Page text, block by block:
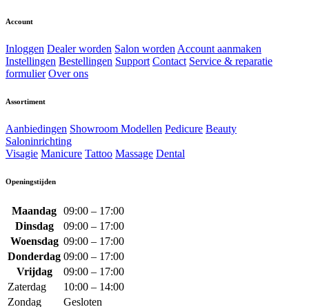
Account
Inloggen Dealer worden Salon worden Account aanmaken
Instellingen Bestellingen Support Contact Service & reparatie
formulier Over ons
Assortiment
Aanbiedingen Showroom Modellen Pedicure Beauty
Saloninrichting
Visagie Manicure Tattoo Massage Dental
Openingstijden
Maandag 09:00 – 17:00
Dinsdag
09:00 – 17:00
Woensdag 09:00 – 17:00
Donderdag 09:00 – 17:00
Vrijdag
09:00 – 17:00
Zaterdag
10:00 – 14:00
Zondag
Gesloten